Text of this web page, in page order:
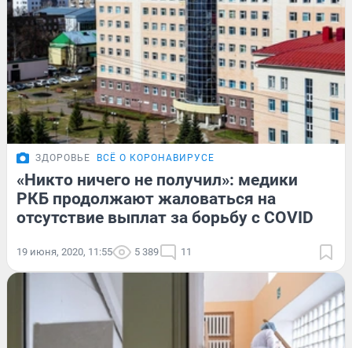
ЗДОРОВЬЕ ВСЁ О КОРОНАВИРУСЕ
«Никто ничего не получил»: медики
РКБ продолжают жаловаться на
отсутствие выплат за борьбу с COVID
19 июня, 2020, 11:55 5 389 11